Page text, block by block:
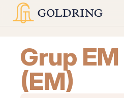
Grup
(EM)